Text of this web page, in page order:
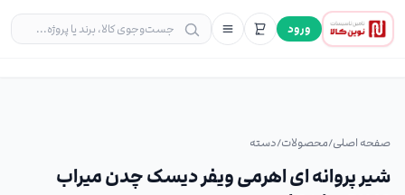
ورود
صفحه اصلی/محصولات/دسته
شیر پروانه ای اهرمی ویفر دیسک چدن میراب